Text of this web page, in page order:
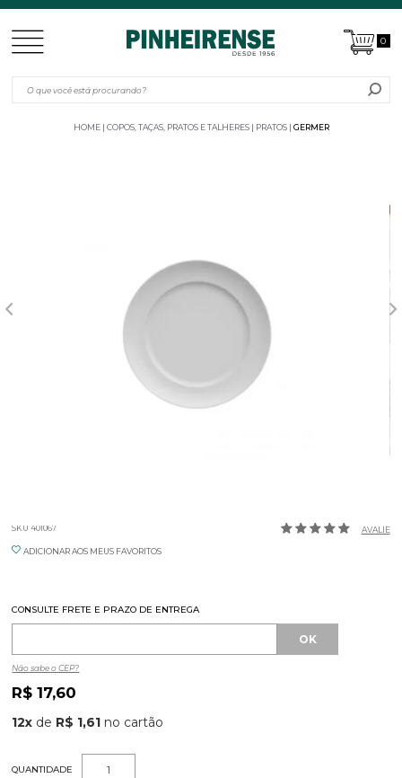
0
HOME COPOS, TAÇAS, PRATOS E TALHERES PRATOS GERMER
SKU 401067 AVALIE
ADICIONAR AOS MEUS FAVORITOS
CONSULTE FRETE E PRAZO DE ENTREGA
Não sabe o CEP?
R$ 17,60
12x de R$ 1,61
QUANTIDADE